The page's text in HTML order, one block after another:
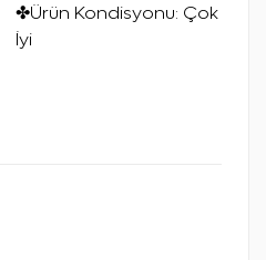
✤Ürün Kondisyonu: Çok
İyi